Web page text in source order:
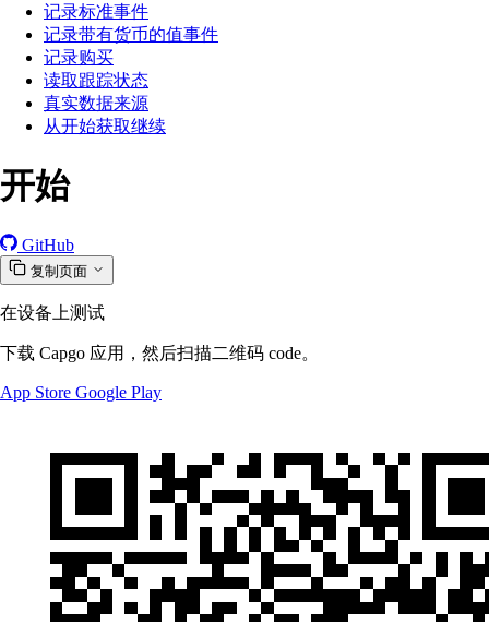
记录标准事件
记录带有货币的值事件
记录购买
读取跟踪状态
真实数据来源
从开始获取继续
开始
GitHub
复制页面
在设备上测试
下载 Capgo 应用，然后扫描二维码 code。
App Store Google Play